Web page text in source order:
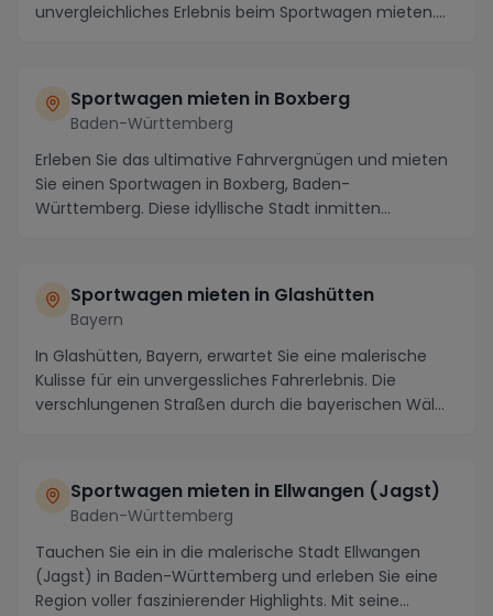
unvergleichliches Erlebnis beim Sportwagen mieten.
Sportwagen mieten in Boxberg
Baden-Württemberg
Erleben Sie das ultimative Fahrvergnügen und mieten
Sie einen Sportwagen in Boxberg, Baden-
Württemberg. Diese idyllische Stadt inmitten
Sportwagen mieten in Glashütten
Bayern
In Glashütten, Bayern, erwartet Sie eine malerische
Kulisse für ein unvergessliches Fahrerlebnis. Die
verschlungenen Straßen durch die bayerischen Wäl...
Sportwagen mieten in Ellwangen (Jagst)
Baden-Württemberg
Tauchen Sie ein in die malerische Stadt Ellwangen
(Jagst) in Baden-Württemberg und erleben Sie eine
Region voller faszinierender Highlights. Mit seine...